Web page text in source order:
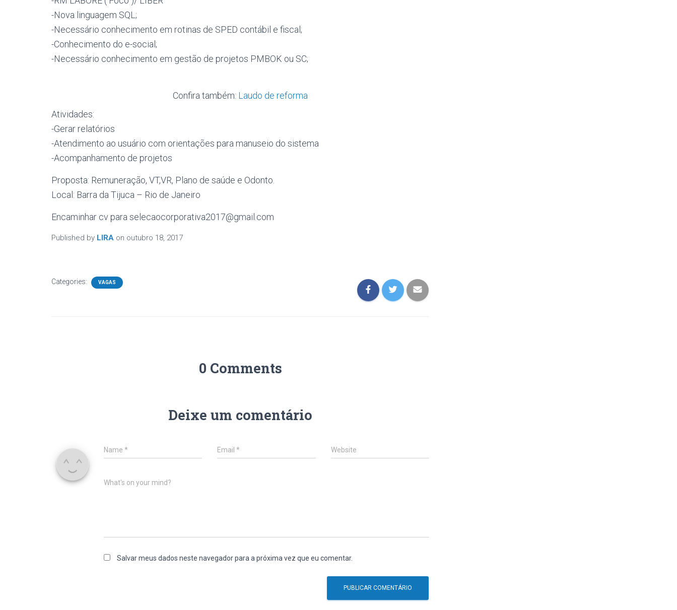
-Nova linguagem SQL;
-Necessário conhecimento em rotinas de SPED contábil e fiscal;
-Conhecimento do e-social;
-Necessário conhecimento em gestão de projetos PMBOK ou SC;
Confira também: Laudo de reforma
Atividades:
-Gerar relatórios
-Atendimento ao usuário com orientações para manuseio do sistema
-Acompanhamento de projetos
Proposta: Remuneração, VT,VR, Plano de saúde e Odonto.
Local: Barra da Tijuca – Rio de Janeiro
Encaminhar cv para selecaocorporativa2017@gmail.com
Published by LIRA on outubro 18, 2017
Categories: VAGAS
0 Comments
Deixe um comentário
Name * Email* Website
What's on your mind?
Salvar meus dados neste navegador para a próxima vez que eu comentar.